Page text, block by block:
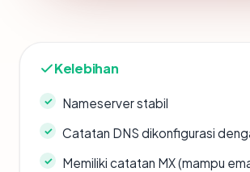
Kelebihan
Nameserver stabil
Catatan DNS dikonfigurasi
Memiliki catatan MX (mampu